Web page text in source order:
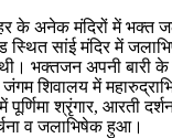
के अनेक मंदिरों में भक्त
सांई मंदिर में
भक्तजन अपनी बारी
शिवालय में
पूर्णिमा श्रृंगार, आरती
व जलाभिषेक हुआ।